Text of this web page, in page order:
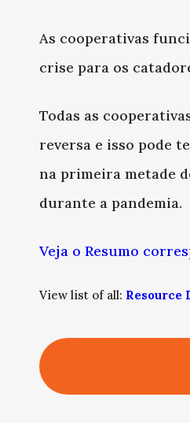
As cooperativas
crise para os
Todas as
reversa e isso pode
na primeira metade
durante a pandemia.
Veja o Resumo
View list of all: Resource